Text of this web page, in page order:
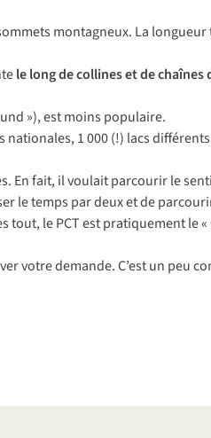
mmets montagneux. La longueur
lelongdecollineset dechaînes
»),estmoins populaire.
nationales,1 000(!) lacsdifférents
Enfait,ilvoulaitparcourirlese
letemps pardeuxet depar
tout,lePCTestpratiquementle «
votredemande.C’estun peuc